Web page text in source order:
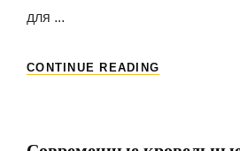
для ...
CONTINUE READING